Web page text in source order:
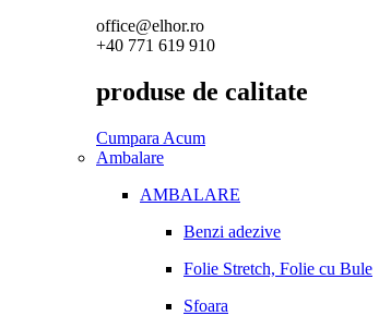
office@elhor.ro
+40 771 619 910
produse de calitate
Cumpara Acum
Ambalare
AMBALARE
Benzi adezive
Folie Stretch, Folie cu Bule
Sfoara